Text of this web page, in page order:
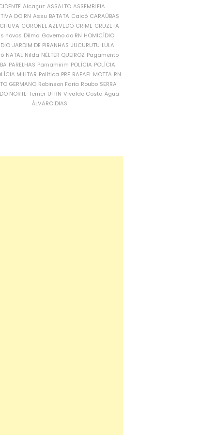
Alcaçuz ASSALTO ASSEMBLEIA
DO RN Assu BATATA Caicó CARAÚBAS
CORONEL AZEVEDO CRIME CRUZETA
novos Dilma Governo do RN HOMICÍDIO
JARDIM DE PIRANHAS JUCURUTU LULA
NATAL Nilda NÉLTER QUEIROZ Pagamento
PARELHAS Parnamirim POLÍCIA POLÍCIA
MILITAR Política PRF RAFAEL MOTTA RN
GERMANO Robinson Faria Roubo SERRA
NORTE Temer UFRN Vivaldo Costa Água
ÁLVARO DIAS